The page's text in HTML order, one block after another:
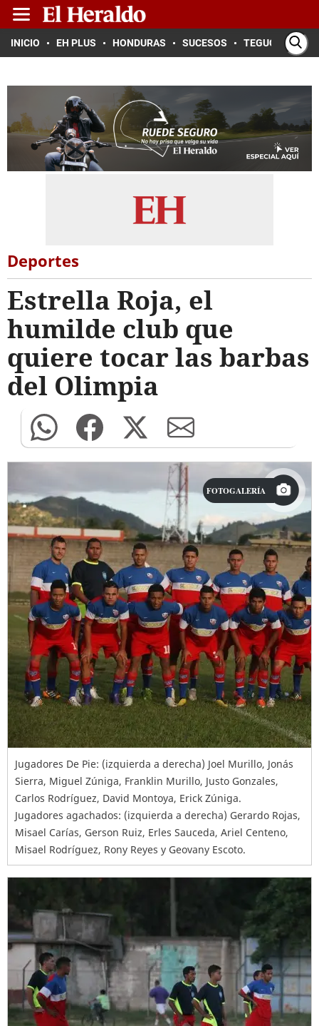
INICIO EH PLUS HONDURAS SUCESOS TEGUCIGALPA
Deportes
Estrella Roja, el
humilde club que
quiere tocar las barbas
del Olimpia
FOTOGALERÍA
Jugadores De Pie: (izquierda a derecha) Joel Murillo, Jonás
Sierra, Miguel Zúniga, Franklin Murillo, Justo Gonzales,
Carlos Rodríguez, David Montoya, Erick Zúniga.
Jugadores agachados: (izquierda a derecha) Gerardo Rojas,
Misael Carías, Gerson Ruiz, Erles Sauceda, Ariel Centeno,
Misael Rodríguez, Rony Reyes y Geovany Escoto.